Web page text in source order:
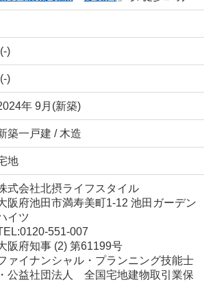
)
)
年 9月(新築)
築一戸建 / 木造
地
式会社北摂ライフスタイル
阪府池田市満寿美町1-12 池田ガーデン
イツ
551-007
阪府知事 (2) 第61199号
ァイナンシャル・プランニング技能士
・公益社団法人 全国宅地建物取引業保